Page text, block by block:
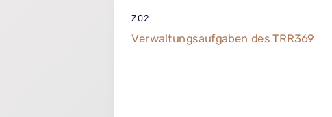
Z02
Verwaltungsaufgaben des TRR369